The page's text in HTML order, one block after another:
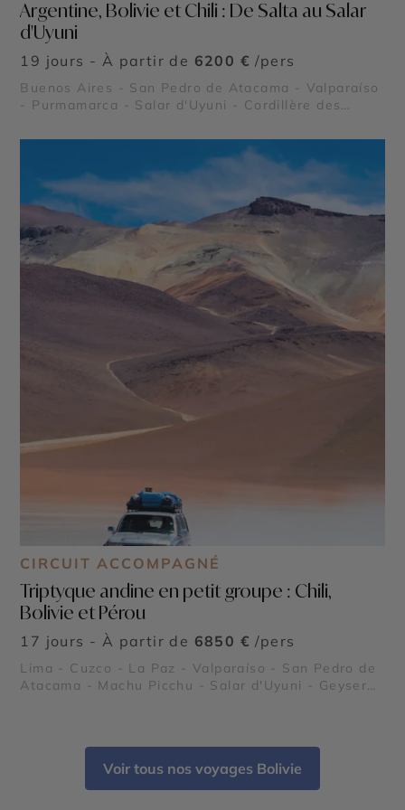
Argentine, Bolivie et Chili : De Salta au Salar
d'Uyuni
19 jours - À partir de 6200 € /pers
Buenos Aires - San Pedro de Atacama - Valparaíso
- Purmamarca - Salar d'Uyuni - Cordillère des
CIRCUIT ACCOMPAGNÉ
Triptyque andine en petit groupe : Chili,
Bolivie et Pérou
17 jours - À partir de 6850 € /pers
Lima - Cuzco - La Paz - Valparaíso - San Pedro de
Atacama - Machu Picchu - Salar d'Uyuni - Geysers
Voir tous nos voyages Bolivie